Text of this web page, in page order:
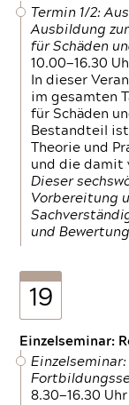
Termin 1/2:
Ausbildung
für Schäden
10.00—16.30
In dieser
im gesamten
für Schäden
Bestandteil
Theorie und
und die damit
Dieser
Vorbereitung
und
19
Einzelseminar:
8.30—16.30 Uhr